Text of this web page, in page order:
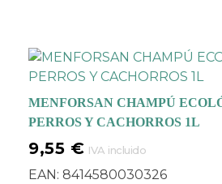
MENFORSAN CHAMPÚ
PERROS Y CACHORROS 1L
9,55 € IVA incluido
EAN: 8414580030326